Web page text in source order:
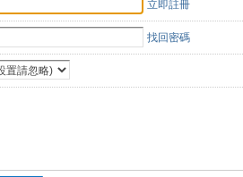
立即註冊
找回密碼